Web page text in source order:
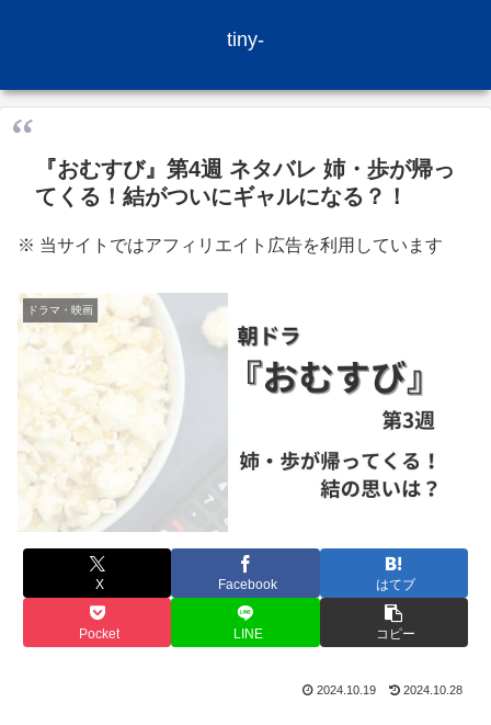
tiny-
『おむすび』第4週 ネタバレ 姉・歩が帰っ
てくる！結がついにギャルになる？！
※ 当サイトではアフィリエイト広告を利用しています
ドラマ・映画
X Facebook はてブ
Pocket LINE コピー
2024.10.19 2024.10.28